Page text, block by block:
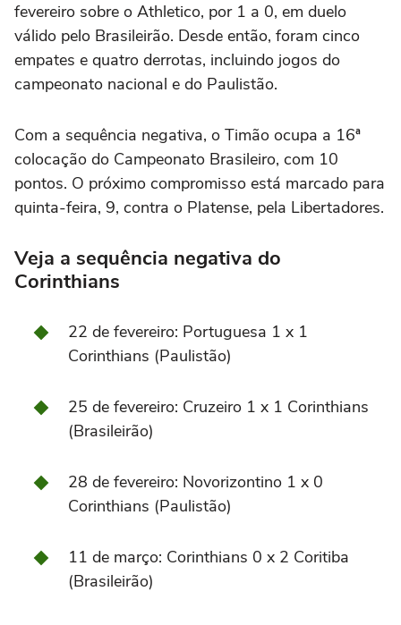
fevereiro sobre o Athletico, por 1 a 0, em duelo
válido pelo Brasileirão. Desde então, foram cinco
empates e quatro derrotas, incluindo jogos do
campeonato nacional e do Paulistão.
Com a sequência negativa, o Timão ocupa a 16ª
colocação do Campeonato Brasileiro, com 10
pontos. O próximo compromisso está marcado para
quinta-feira, 9, contra o Platense, pela Libertadores.
Veja a sequência negativa do
Corinthians
22 de fevereiro: Portuguesa 1 x 1
Corinthians (Paulistão)
25 de fevereiro: Cruzeiro 1 x 1 Corinthians
(Brasileirão)
28 de fevereiro: Novorizontino 1 x 0
Corinthians (Paulistão)
11 de março: Corinthians 0 x 2 Coritiba
(Brasileirão)